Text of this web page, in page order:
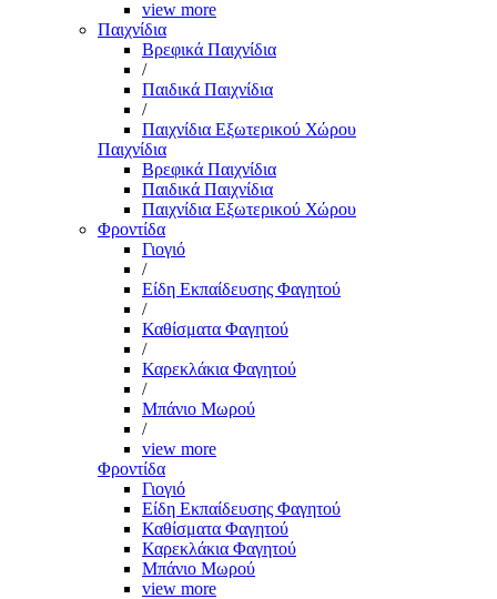
view more
Παιχνίδια
Βρεφικά Παιχνίδια
/
Παιδικά Παιχνίδια
/
Παιχνίδια Εξωτερικού Χώρου
Παιχνίδια
Βρεφικά Παιχνίδια
Παιδικά Παιχνίδια
Παιχνίδια Εξωτερικού Χώρου
Φροντίδα
Γιογιό
/
Είδη Εκπαίδευσης Φαγητού
/
Καθίσματα Φαγητού
/
Καρεκλάκια Φαγητού
/
Μπάνιο Μωρού
/
view more
Φροντίδα
Γιογιό
Είδη Εκπαίδευσης Φαγητού
Καθίσματα Φαγητού
Καρεκλάκια Φαγητού
Μπάνιο Μωρού
view more